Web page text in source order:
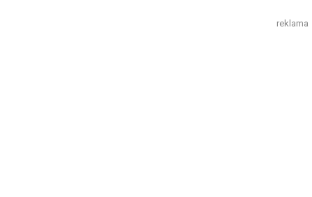
reklama